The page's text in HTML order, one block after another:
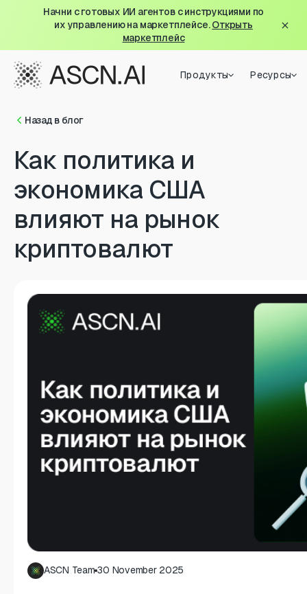
Начни с готовых ИИ агентов с инструкциями по
их управлению на маркетплейсе.Открыть
маркетплейс
Продукты Ресурсы
Назад в блог
Как политика и
экономика США
влияют на рынок
криптовалют
ASCN Team 30 November 2025